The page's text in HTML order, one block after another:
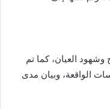
وشهود العيان، كما تم
الواقعة، وبيان مدى